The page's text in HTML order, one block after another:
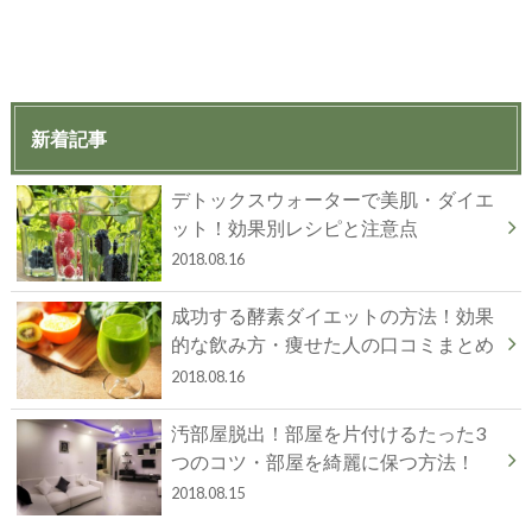
新着記事
デトックスウォーターで美肌・ダイエ
ット！効果別レシピと注意点
2018.08.16
成功する酵素ダイエットの方法！効果
的な飲み方・痩せた人の口コミまとめ
2018.08.16
汚部屋脱出！部屋を片付けるたった3
つのコツ・部屋を綺麗に保つ方法！
2018.08.15